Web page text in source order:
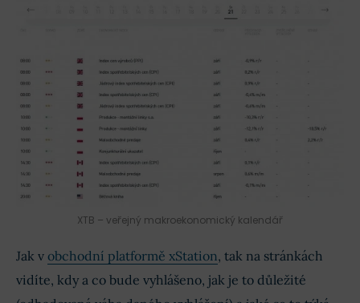
XTB – veřejný makroekonomický kalendář
Jak v obchodní platformě xStation, tak na stránkách
vidíte, kdy a co bude vyhlášeno, jak je to důležité